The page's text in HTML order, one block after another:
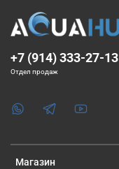
Магазин
+7 (914) 333-27-13
Отдел продаж